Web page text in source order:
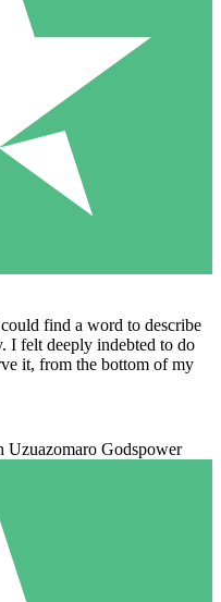
find a word to describe
I felt deeply indebted to do
it, from the bottom of my
Uzuazomaro Godspower